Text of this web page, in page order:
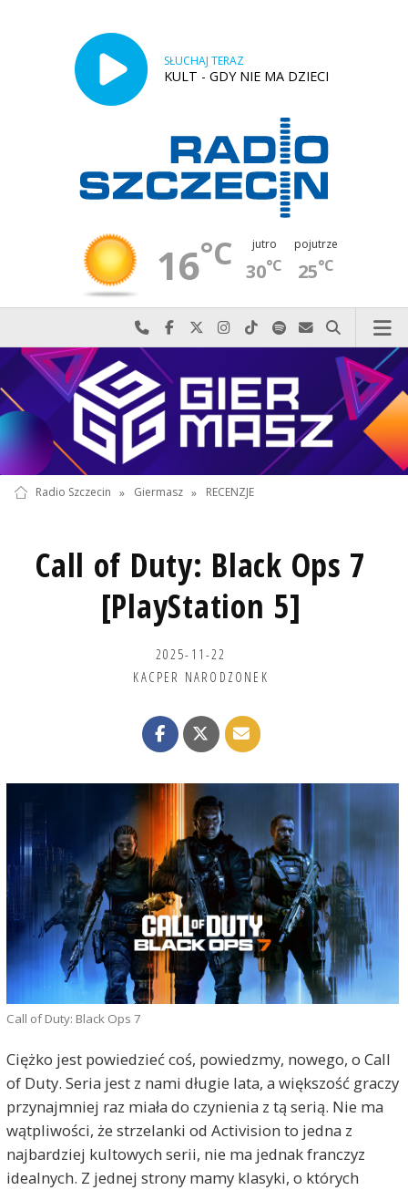
SŁUCHAJ TERAZ
KULT - GDY NIE MA DZIECI
16°C jutro
30°C
pojutrze
25°C
Najlepiej po prostu do nas zadzwoń
Odwiedź nas na Facebook-u
Odwiedź nas na X
Odwiedź nas na Instagram-ie
Odwiedź nas na TikTok-u
Szukaj nas na Spotify
Wyślij do nas
Szukaj
Radio Szczecin » Giermasz » RECENZJE
Call of Duty: Black Ops 7
[PlayStation 5]
2025-11-22
KACPER NARODZONEK
Call of Duty: Black Ops 7
Ciężko jest powiedzieć coś, powiedzmy, nowego, o Call
of Duty. Seria jest z nami długie lata, a większość graczy
przynajmniej raz miała do czynienia z tą serią. Nie ma
wątpliwości, że strzelanki od Activision to jedna z
najbardziej kultowych serii, nie ma jednak franczyz
idealnych. Z jednej strony mamy klasyki, o których